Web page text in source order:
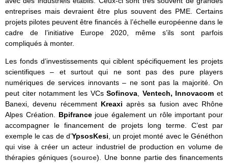
entreprises mais devraient être plus souvent des PME. Certains
projets pilotes peuvent être financés à l’échelle européenne dans le
cadre de l’initiative Europe 2020, même s’ils sont parfois
compliqués à monter.
Les fonds d’investissements qui ciblent spécifiquement les projets
scientifiques – et surtout qui ne sont pas des pure players
numériques de services innovants – ne sont pas la majorité. On
peut citer notamment les VCsSofinova Ventech, Innovacom et
Banexi, devenu récemment Kreaxi après sa fusion avec Rhône
Alpes Création. Bpifrancejoue également un rôle important pour
accompagner le financement de projets long terme. C’est par
exemple le cas de d’YpsosKesi , un projet monté avec le Généthon
qui vise à créer un acteur industriel de production en volume de
thérapies géniques (source). Une bonne partie des financements